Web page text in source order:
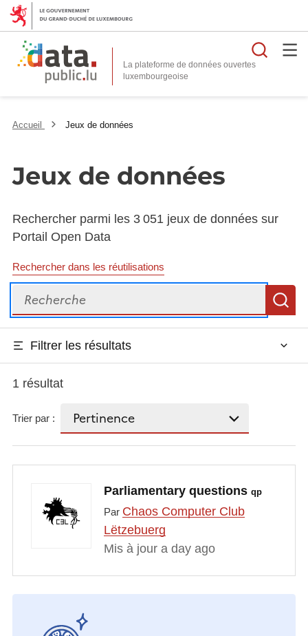
La plateforme de données ouvertes
Accueil Jeux de données
Jeux de données
Rechercher parmi les 3 051 jeux de données sur
Portail Open Data
Rechercher dans les réutilisations
Recherche
Filtrer les résultats
1 résultat
Trier par :
Parliamentary questions qp
Par Chaos Computer Club
Lëtzebuerg
Mis à jour a day ago